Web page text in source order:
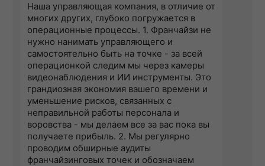
Наша управляющая компания, в отличие от
многих других, глубоко погружается в
операционные процессы. 1. Франчайзи не
нужно нанимать управляющего и
самостоятельно быть на точке - за всей
операционкой следим мы через камеры
видеонаблюдения и ИИ инструменты. Это
грандиозная экономия вашего времени и
уменьшение рисков, связанных с
неправильной работы персонала и
воровства - мы делаем все за вас пока вы
получаете прибыль. 2. Мы регулярно
проводим обширные аудиты
франчайзинговых точек и обозначаем